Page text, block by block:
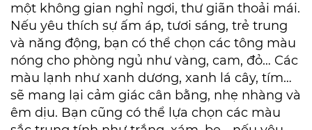
một không gian nghỉ ngơi, thư giãn thoải mái.
Nếu yêu thích sự ấm áp, tươi sáng, trẻ trung
và năng động, bạn có thể chọn các tông màu
nóng cho phòng ngủ như vàng, cam, đỏ… Các
màu lạnh như xanh dương, xanh lá cây, tím…
sẽ mang lại cảm giác cân bằng, nhẹ nhàng và
êm dịu. Bạn cũng có thể lựa chọn các màu